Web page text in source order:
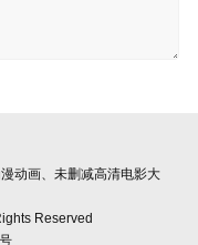
动画、未删减高清电影大
Reserved